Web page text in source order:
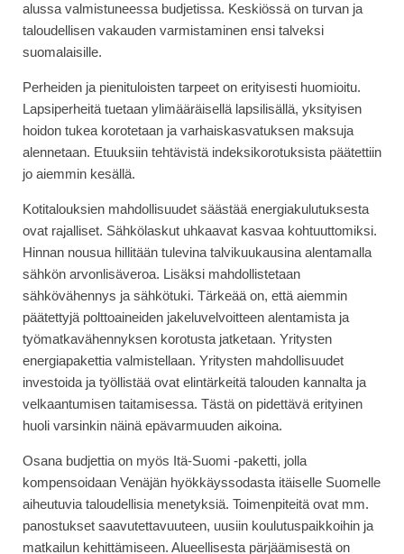
alussa valmistuneessa budjetissa. Keskiössä on turvan ja
taloudellisen vakauden varmistaminen ensi talveksi
suomalaisille.
Perheiden ja pienituloisten tarpeet on erityisesti huomioitu.
Lapsiperheitä tuetaan ylimääräisellä lapsilisällä, yksityisen
hoidon tukea korotetaan ja varhaiskasvatuksen maksuja
alennetaan. Etuuksiin tehtävistä indeksikorotuksista päätettiin
jo aiemmin kesällä.
Kotitalouksien mahdollisuudet säästää energiakulutuksesta
ovat rajalliset. Sähkölaskut uhkaavat kasvaa kohtuuttomiksi.
Hinnan nousua hillitään tulevina talvikuukausina alentamalla
sähkön arvonlisäveroa. Lisäksi mahdollistetaan
sähkövähennys ja sähkötuki. Tärkeää on, että aiemmin
päätettyjä polttoaineiden jakeluvelvoitteen alentamista ja
työmatkavähennyksen korotusta jatketaan. Yritysten
energiapakettia valmistellaan. Yritysten mahdollisuudet
investoida ja työllistää ovat elintärkeitä talouden kannalta ja
velkaantumisen taitamisessa. Tästä on pidettävä erityinen
huoli varsinkin näinä epävarmuuden aikoina.
Osana budjettia on myös Itä-Suomi -paketti, jolla
kompensoidaan Venäjän hyökkäyssodasta itäiselle Suomelle
aiheutuvia taloudellisia menetyksiä. Toimenpiteitä ovat mm.
panostukset saavutettavuuteen, uusiin koulutuspaikkoihin ja
matkailun kehittämiseen. Alueellisesta pärjäämisestä on